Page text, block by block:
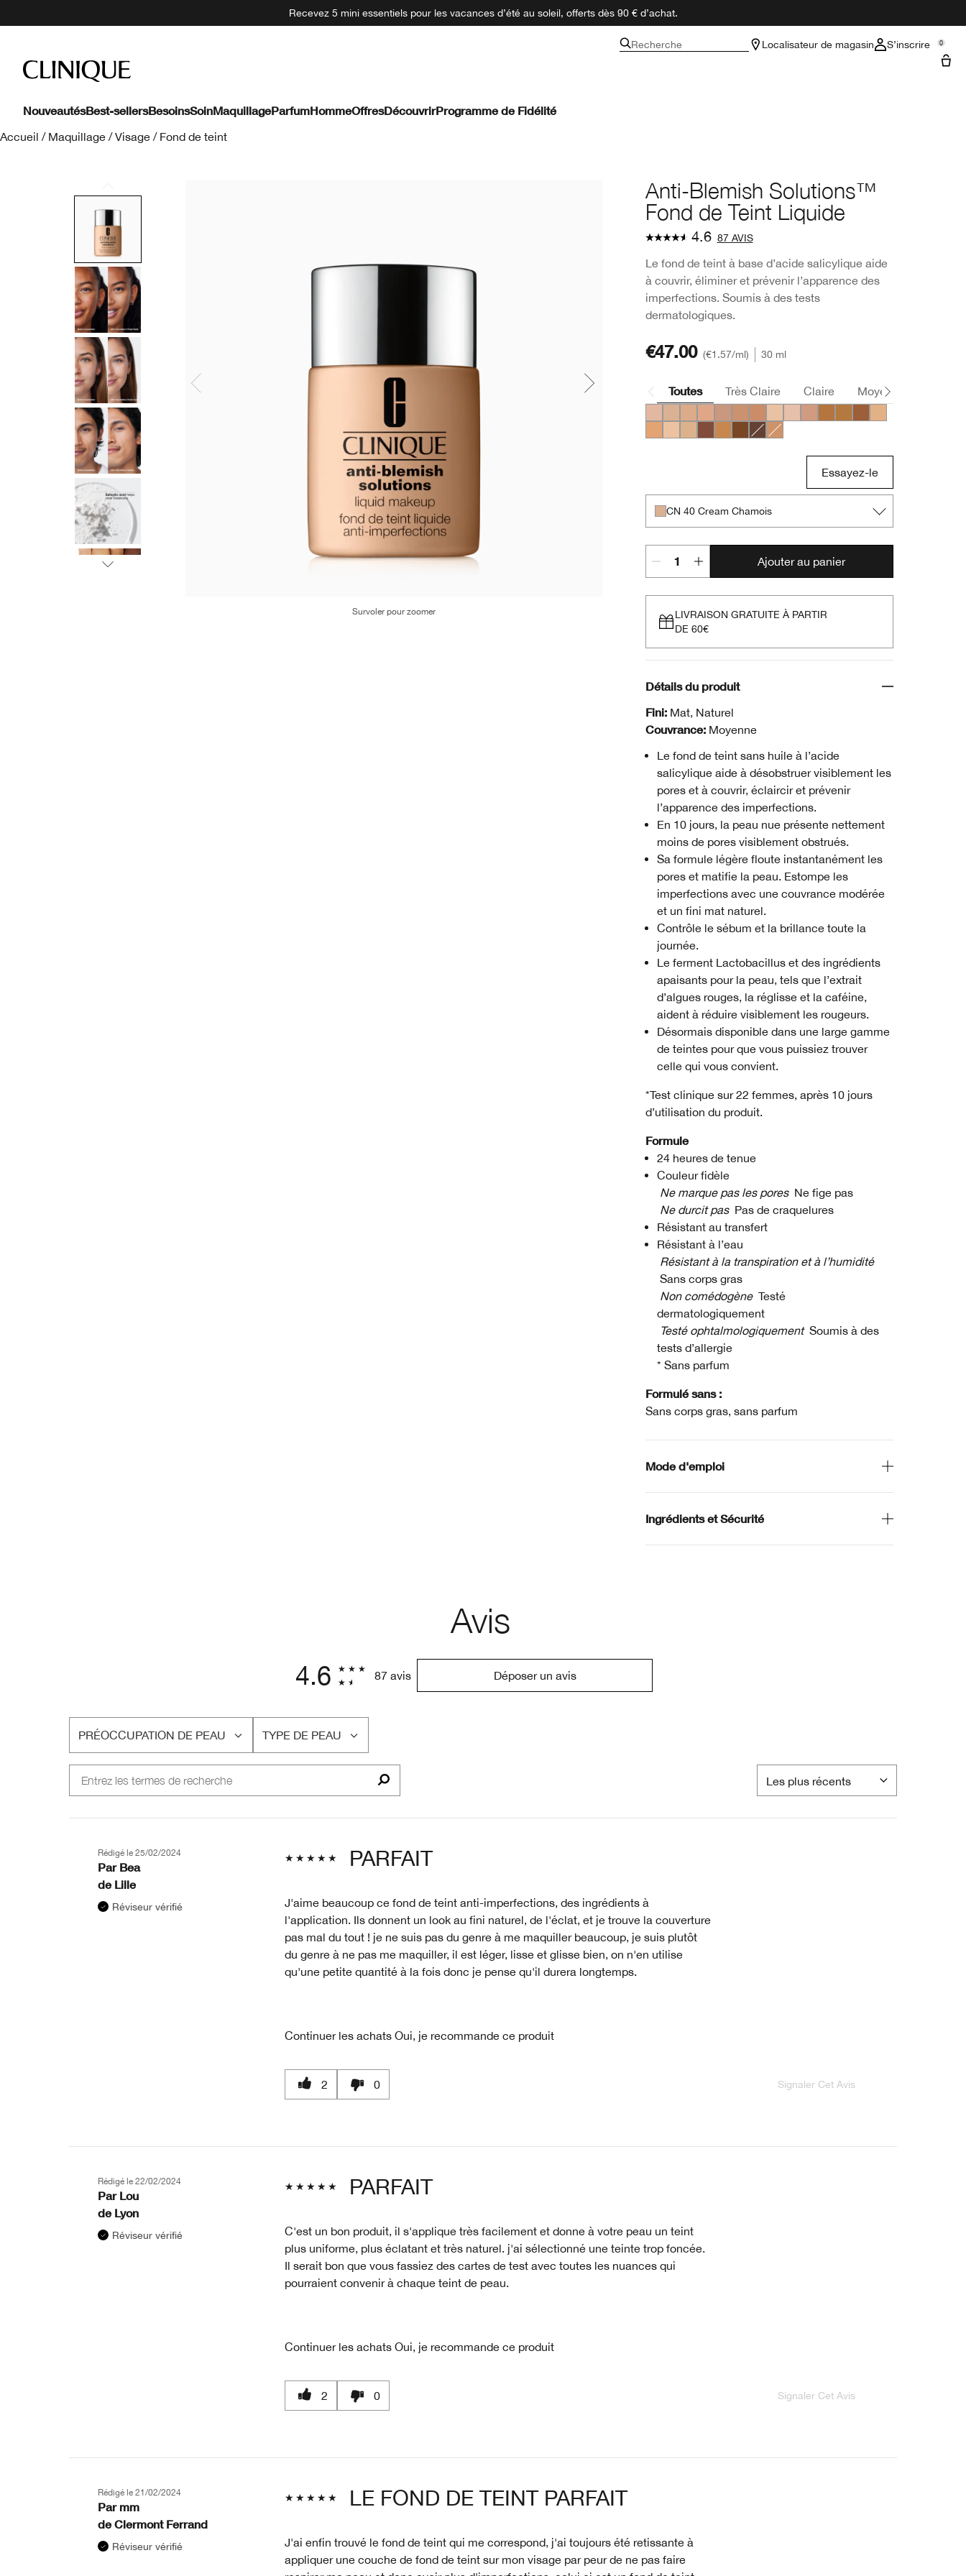
Recevez 5 mini essentiels pour les vacances d’été au soleil, offerts dès 90 € d’achat.
Recherche Localisateur de magasin S’inscrire 0
NouveautésBest-sellersBesoinsSoinMaquillageParfumHommeOffresDécouvrirProgramme de Fidélité
Accueil / Maquillage / Visage / Fond de teint
Anti-Blemish Solutions™
Fond de Teint Liquide
4.6 87 AVIS
Le fond de teint à base d’acide salicylique aide
à couvrir, éliminer et prévenir l’apparence des
imperfections. Soumis à des tests
dermatologiques.
Survoler pour zoomer
€47.00 €1.57/ml 30 ml
Toutes Très Claire Claire Moyen
CN 40 Cream Chamois
CN 58 Honey
CN 74 Beige
CN 90 Sand
CN 78 Nutty
CN 08 Linen
Essayez-le
CN 40 Cream Chamois
Ajouter au panier
LIVRAISON GRATUITE À PARTIR
DE 60€
Détails du produit
Fini: Mat, Naturel
Couvrance: Moyenne
Le fond de teint sans huile à l’acide
salicylique aide à désobstruer visiblement les
pores et à couvrir, éclaircir et prévenir
l’apparence des imperfections.
En 10 jours, la peau nue présente nettement
moins de pores visiblement obstrués.
Sa formule légère floute instantanément les
pores et matifie la peau. Estompe les
imperfections avec une couvrance modérée
et un fini mat naturel.
Contrôle le sébum et la brillance toute la
journée.
Le ferment Lactobacillus et des ingrédients
apaisants pour la peau, tels que l’extrait
d’algues rouges, la réglisse et la caféine,
aident à réduire visiblement les rougeurs.
Désormais disponible dans une large gamme
de teintes pour que vous puissiez trouver
celle qui vous convient.
*Test clinique sur 22 femmes, après 10 jours
d’utilisation du produit.
Formule
24 heures de tenue
Couleur fidèle
Ne marque pas les pores Ne fige pas
Ne durcit pas Pas de craquelures
Résistant au transfert
Résistant à l’eau
Résistant à la transpiration et à l’humidité
Sans corps gras
Non comédogène Testé
dermatologiquement
Testé ophtalmologiquement Soumis à des
tests d’allergie
* Sans parfum
Formulé sans :
Sans corps gras, sans parfum
Mode d'emploi
Ingrédients et Sécurité
Avis
4.6 87 avis Déposer un avis
PRÉOCCUPATION DE PEAU
FRANÇAIS
TYPE DE PEAU
FRANÇAIS
PARFAIT
Rédigé le 25/02/2024
Par Bea
de Lille
Réviseur vérifié
J'aime beaucoup ce fond de teint anti-imperfections, des ingrédients à
l'application. Ils donnent un look au fini naturel, de l'éclat, et je trouve la couverture
pas mal du tout ! je ne suis pas du genre à me maquiller beaucoup, je suis plutôt
du genre à ne pas me maquiller, il est léger, lisse et glisse bien, on n'en utilise
qu'une petite quantité à la fois donc je pense qu'il durera longtemps.
Continuer les achats Oui, je recommande ce produit
2 0 Signaler Cet Avis
PARFAIT
Rédigé le 22/02/2024
Par Lou
de Lyon
Réviseur vérifié
C'est un bon produit, il s'applique très facilement et donne à votre peau un teint
plus uniforme, plus éclatant et très naturel. j'ai sélectionné une teinte trop foncée.
Il serait bon que vous fassiez des cartes de test avec toutes les nuances qui
pourraient convenir à chaque teint de peau.
Continuer les achats Oui, je recommande ce produit
2 0 Signaler Cet Avis
LE FOND DE TEINT PARFAIT
Rédigé le 21/02/2024
Par mm
de Clermont Ferrand
Réviseur vérifié
J'ai enfin trouvé le fond de teint qui me correspond, j'ai toujours été retissante à
appliquer une couche de fond de teint sur mon visage par peur de ne pas faire